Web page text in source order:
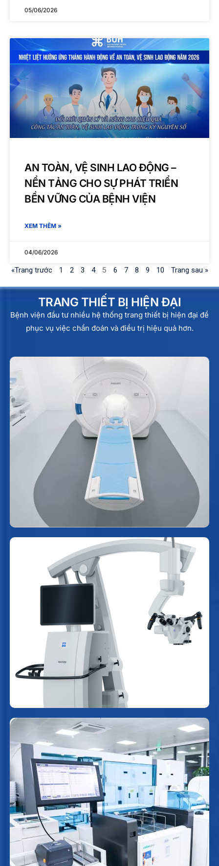
05/06/2026
AN TOÀN, VỆ SINH LAO ĐỘNG –
NỀN TẢNG CHO SỰ PHÁT TRIỂN
BỀN VỮNG CỦA BỆNH VIỆN
XEM THÊM »
04/06/2026
«Trang trước 1 2 3 4 5 6 7 8 9 10 Trang sau »
TRANG THIẾT BỊ HIỆN ĐẠI
Bệnh viện đầu tư nhiều hệ thống trang thiết bị hiện đại để
phục vụ việc chẩn đoán và điều trị hiệu quả hơn.
MÁY MRI 1.5 TESLA
Máy chụp MRI (máy chụp cộng hưởng từ) là
thiết bị sử dụng từ trường mạnh và sóng vô
tuyến để tạo ra những hình ảnh chi tiết về các
cơ quan và mô bên trong cơ thể.
Hệ thống kính hiển vi phẫu thuật
ZEISS TIVATO 700
Nâng cao độ chính xác trong các phẫu thuật
phức tạp, tinh vi như phẫu thuật thần kinh - sọ
não nhờ khả năng phóng đại và độ phân giải
cao.
Phòng xét nghiệm tự động hóa
Automation CCM & cobas Pro
của hãng Roche (Thụy Sĩ)
Đây là hệ thống xét nghiệm tự động tiên tiến,
được thiết kế để tối ưu hóa quy trình vận hành,
hạn chế tối đa thao tác thủ công trong các giai
đoạn chuẩn bị, phân tích và lưu trữ mẫu.